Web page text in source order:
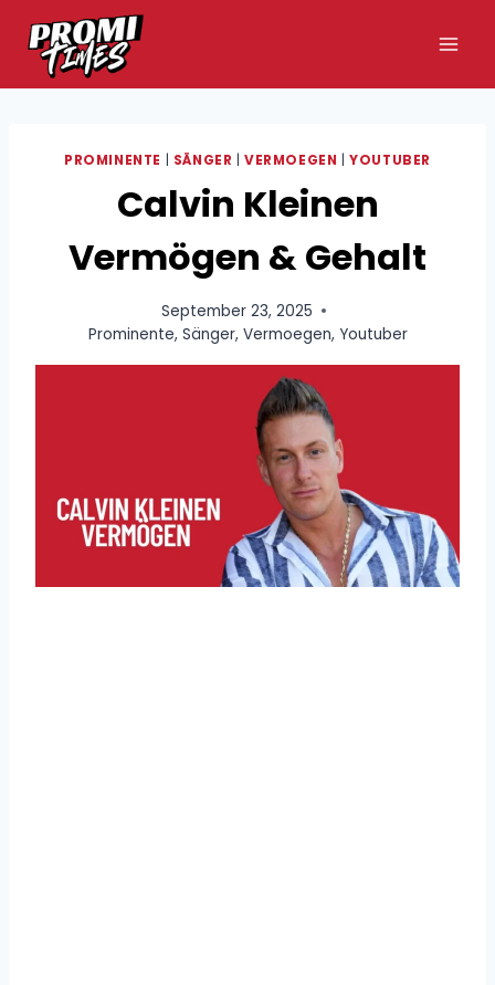
Inhalt
springen
PROMINENTE SÄNGER |VERMOEGEN |YOUTUBER
Calvin Kleinen
Vermögen & Gehalt
September 23, 2025
Prominente, Sänger, Vermoegen, Youtuber